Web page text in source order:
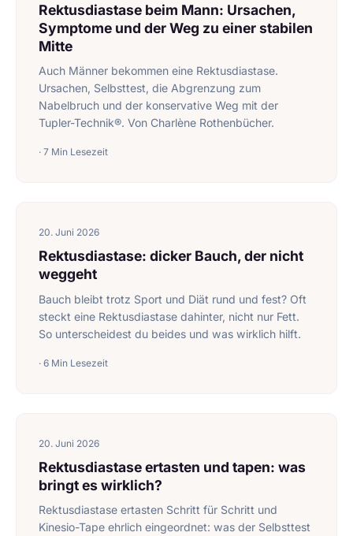
Rektusdiastase beim Mann: Ursachen,
Symptome und der Weg zu einer stabilen
Mitte
Auch Männer bekommen eine Rektusdiastase.
Ursachen, Selbsttest, die Abgrenzung zum
Nabelbruch und der konservative Weg mit der
Tupler-Technik®. Von Charlène Rothenbücher.
· 7 Min Lesezeit
20. Juni 2026
Rektusdiastase: dicker Bauch, der nicht
weggeht
Bauch bleibt trotz Sport und Diät rund und fest? Oft
steckt eine Rektusdiastase dahinter, nicht nur Fett.
So unterscheidest du beides und was wirklich hilft.
· 6 Min Lesezeit
20. Juni 2026
Rektusdiastase ertasten und tapen: was
bringt es wirklich?
Rektusdiastase ertasten Schritt für Schritt und
Kinesio-Tape ehrlich eingeordnet: was der Selbsttest